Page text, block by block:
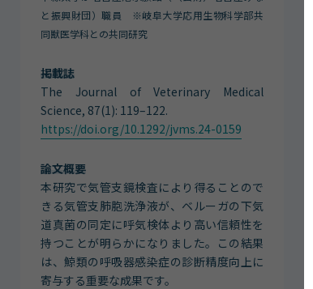
と振興財団）職員 ※岐阜大学応用生物科学部共
同獣医学科との共同研究
掲載誌
The Journal of Veterinary Medical
Science, 87(1): 119–122.
https://doi.org/10.1292/jvms.24-0159
論文概要
本研究で気管支鏡検査により得ることので
きる気管支肺胞洗浄液が、ベルーガの下気
道真菌の同定に呼気検体より高い信頼性を
持つことが明らかになりました。この結果
は、鯨類の呼吸器感染症の診断精度向上に
寄与する重要な成果です。